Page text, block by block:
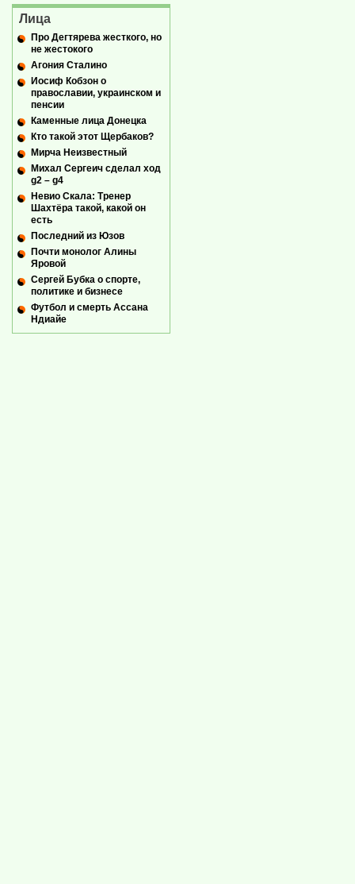
Лица
Про Дегтярева жесткого, но
не жестокого
Агония Сталино
Иосиф Кобзон о
православии, украинском и
пенсии
Каменные лица Донецка
Кто такой этот Щербаков?
Мирча Неизвестный
Михал Сергеич сделал ход
g2 – g4
Невио Скала: Тренер
Шахтёра такой, какой он
есть
Последний из Юзов
Почти монолог Алины
Яровой
Сергей Бубка о спорте,
политике и бизнесе
Футбол и смерть Ассана
Ндиайе